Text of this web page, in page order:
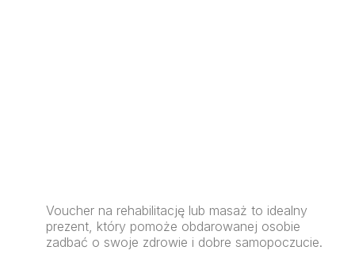
Voucher na rehabilitację lub masaż to idealny
prezent, który pomoże obdarowanej osobie
zadbać o swoje zdrowie i dobre samopoczucie.